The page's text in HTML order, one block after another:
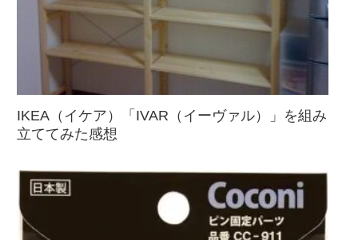
IKEA（イケア）「IVAR（イーヴァル）」を組み
立ててみた感想